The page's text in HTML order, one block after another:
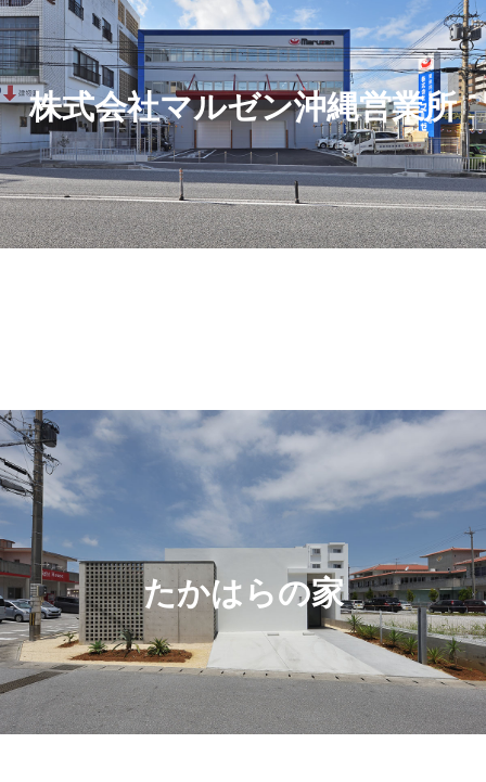
株式会社マルゼン沖縄営業所
たかはらの家